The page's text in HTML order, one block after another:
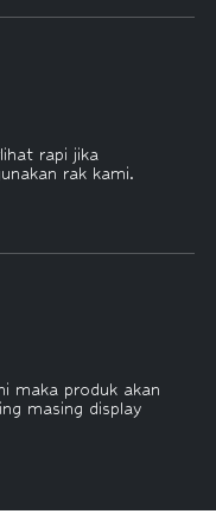
rapi jika
rak kami.
maka produk akan
masing display